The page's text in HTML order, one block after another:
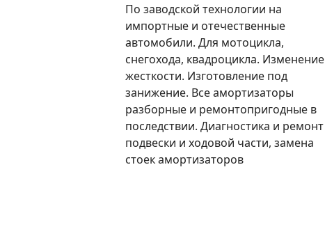
По заводской технологии на
импортные и отечественные
автомобили. Для мотоцикла,
снегохода, квадроцикла. Изменение
жесткости. Изготовление под
занижение. Все амортизаторы
разборные и ремонтопригодные в
последствии. Диагностика и ремонт
подвески и ходовой части, замена
стоек амортизаторов